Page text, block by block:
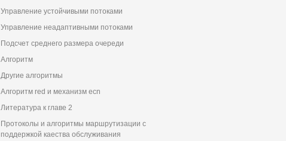
Управление устойчивыми потоками
Управление неадаптивными потоками
Подсчет среднего размера очереди
Алгоритм
Другие алгоритмы
Алгоритм red и механизм ecn
Литература к главе 2
Протоколы и алгоритмы маршрутизации с
поддержкой каества обслуживания